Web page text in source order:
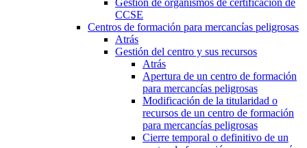
Gestión de organismos de certificación de
CCSE
Centros de formación para mercancías peligrosas
Atrás
Gestión del centro y sus recursos
Atrás
Apertura de un centro de formación
para mercancías peligrosas
Modificación de la titularidad o
recursos de un centro de formación
para mercancías peligrosas
Cierre temporal o definitivo de un